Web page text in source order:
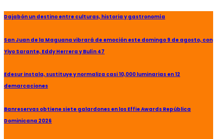
Dajabón un destino entre culturas, historia y gastronomía
San Juan de la Maguana vibrará de emoción este domingo 9 de agosto, con
Yiyo Sarante, Eddy Herrera y Bulín 47
Edesur instala, sustituye y normaliza casi 10,000 luminarias en 12
demarcaciones
Banreservas obtiene siete galardones en los Effie Awards República
Dominicana 2026